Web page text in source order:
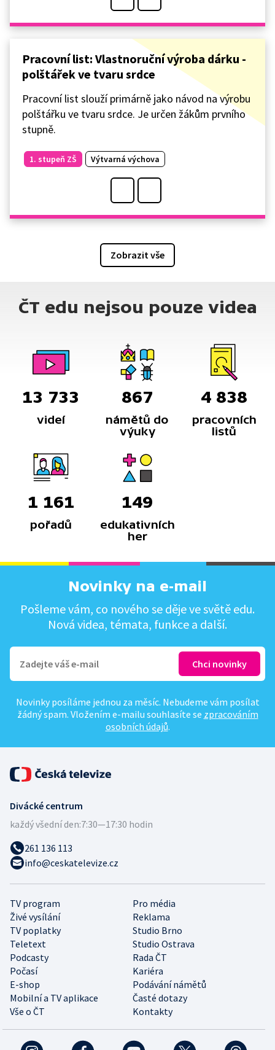
Pracovní list: Vlastnoruční výroba dárku -
polštářek ve tvaru srdce
Pracovní list slouží primárně jako návod na výrobu
polštářku ve tvaru srdce. Je určen žákům prvního
stupně.
1. stupeň ZŠ Výtvarná výchova
Zobrazit vše
ČT edu nejsou pouze videa
13 733
videí
867
námětů do
výuky
4 838
pracovních
listů
1 161
pořadů
149
edukativních
her
Novinky na e-mail
Pošleme vám, co nového se děje ve světě edu.
Nová videa, témata, funkce a další.
Novinky posíláme jednou za měsíc. Nebudeme vám posílat
žádný spam. Vložením e-mailu souhlasíte se zpracováním
osobních údajů.